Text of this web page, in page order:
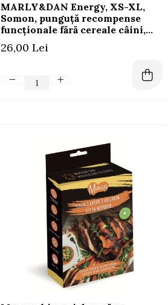
MARLY&DAN Energy, XS-XL,
Somon, punguță recompense
funcționale fără cereale câini,
activitate intensă, 80g
26,00 Lei